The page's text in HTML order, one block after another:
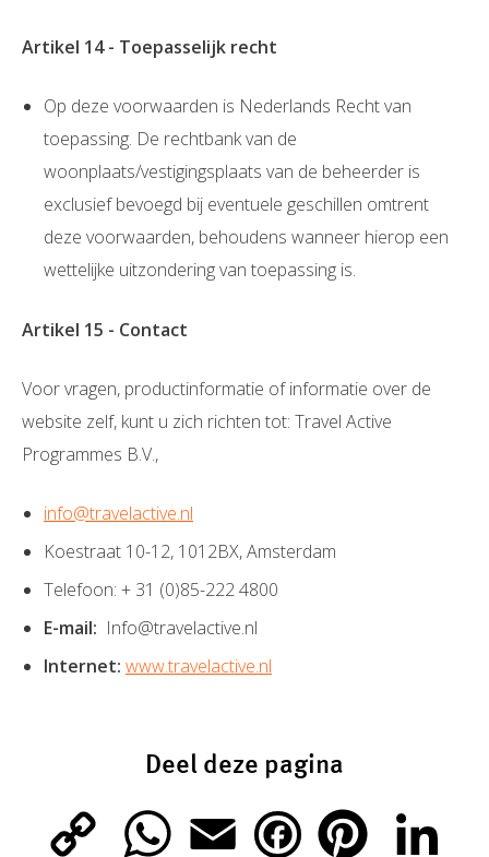
Artikel 14 - Toepasselijk recht
Op deze voorwaarden is Nederlands Recht van
toepassing. De rechtbank van de
woonplaats/vestigingsplaats van de beheerder is
exclusief bevoegd bij eventuele geschillen omtrent
deze voorwaarden, behoudens wanneer hierop een
wettelijke uitzondering van toepassing is.
Artikel 15 - Contact
Voor vragen, productinformatie of informatie over de
website zelf, kunt u zich richten tot: Travel Active
Programmes B.V.,
info@travelactive.nl
Koestraat 10-12, 1012BX, Amsterdam
Telefoon: + 31 (0)85-222 4800
E-mail: Info@travelactive.nl
Internet: www.travelactive.nl
Deel deze pagina
W F